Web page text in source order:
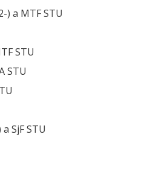
a MTF STU
STU
STU
SjF STU